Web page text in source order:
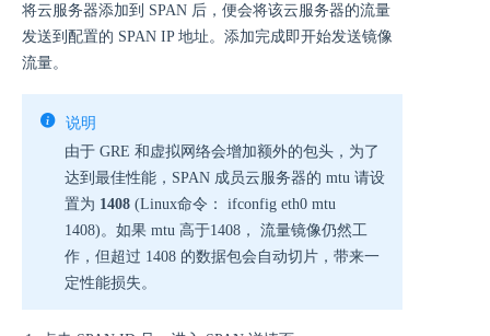
将云服务器添加到 SPAN 后，便会将该云服务器的流量
发送到配置的 SPAN IP 地址。添加完成即开始发送镜像
流量。
说明
由于 GRE 和虚拟网络会增加额外的包头，为了
达到最佳性能，SPAN 成员云服务器的 mtu 请设
置为 1408 (Linux命令： ifconfig eth0 mtu
1408)。如果 mtu 高于1408， 流量镜像仍然工
作，但超过 1408 的数据包会自动切片，带来一
定性能损失。